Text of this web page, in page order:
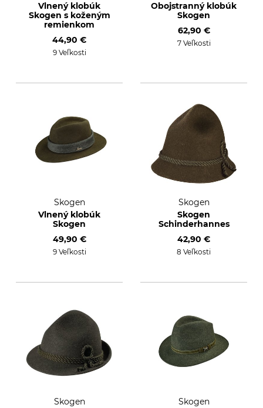
Vlnený klobúk
Skogen s koženým
remienkom
44,90 €
9 Veľkosti
Obojstranný klobúk
Skogen
62,90 €
7 Veľkosti
Skogen
Vlnený klobúk
Skogen
49,90 €
9 Veľkosti
Skogen
Skogen
Schinderhannes
42,90 €
8 Veľkosti
Skogen
Skogen